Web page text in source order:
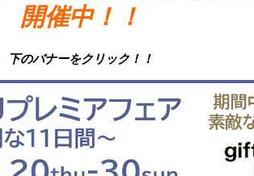
開催中！！
下のバナーをクリック！！